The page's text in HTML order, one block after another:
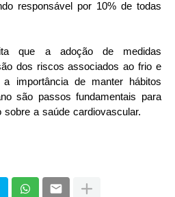
responsável por 10% de todas
que a adoção de medidas
dos riscos associados ao frio e
importância de manter hábitos
são passos fundamentais para
sobre a saúde cardiovascular.